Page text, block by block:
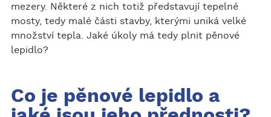
mezery. Některé z nich totiž představují tepelné
mosty, tedy malé části stavby, kterými uniká velké
množství tepla. Jaké úkoly má tedy plnit pěnové
lepidlo?
Co je pěnové lepidlo a